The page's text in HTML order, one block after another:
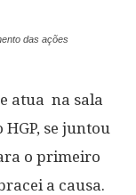
das ações
atua na sala
se juntou
o primeiro
a causa.